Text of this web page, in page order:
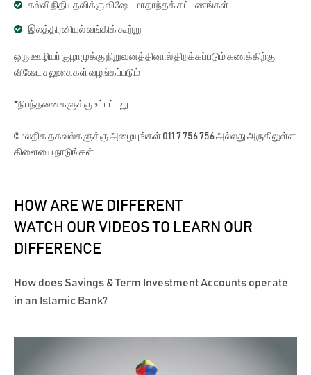
கல்வி நிதியுதவிக்கு விஷேட மாதாந்தக் கட்டணங்கள்
இலத்திரனியல் வங்கிக் கூற்று
ஒரு ஊழியர் குழாமுக்கு நிறுவனத்தினால் திறக்கப்படும் கணக்கிற்கு
விஷேட சலுகைகள் வழங்கப்படும்
*நிபந்தனைகளுக்கு உட்பட்டது
மேலதிக தகவல்களுக்கு அழையுங்கள் 011 7 756 756 அல்லது அருகிலுள்ள
கிளையை நாடுங்கள்
HOW ARE WE DIFFERENT
WATCH OUR VIDEOS TO LEARN OUR
DIFFERENCE
How does Savings & Term Investment Accounts operate
in an Islamic Bank?